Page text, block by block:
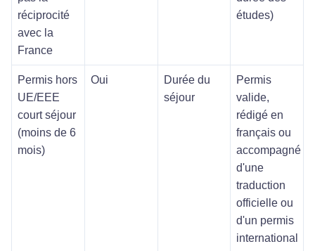
réciprocité
avec la
France
études)
Permis hors
UE/EEE
court séjour
(moins de 6
mois)
Oui
Durée du
séjour
Permis
valide,
rédigé en
français ou
accompagné
d'une
traduction
officielle ou
d'un permis
international